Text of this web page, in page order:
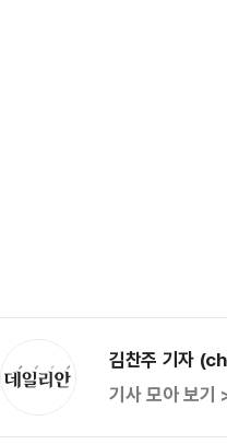
김찬주 기자
기사 모아 보기